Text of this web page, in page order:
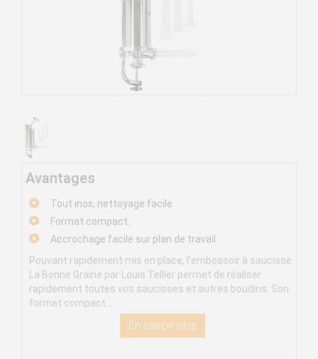
Avantages
Tout inox, nettoyage facile.
Format compact.
Accrochage facile sur plan de travail.
Pouvant rapidement mis en place, l'embossoir à saucisse
La Bonne Graine par Louis Tellier permet de réaliser
rapidement toutes vos saucisses et autres boudins. Son
format compact...
En savoir plus